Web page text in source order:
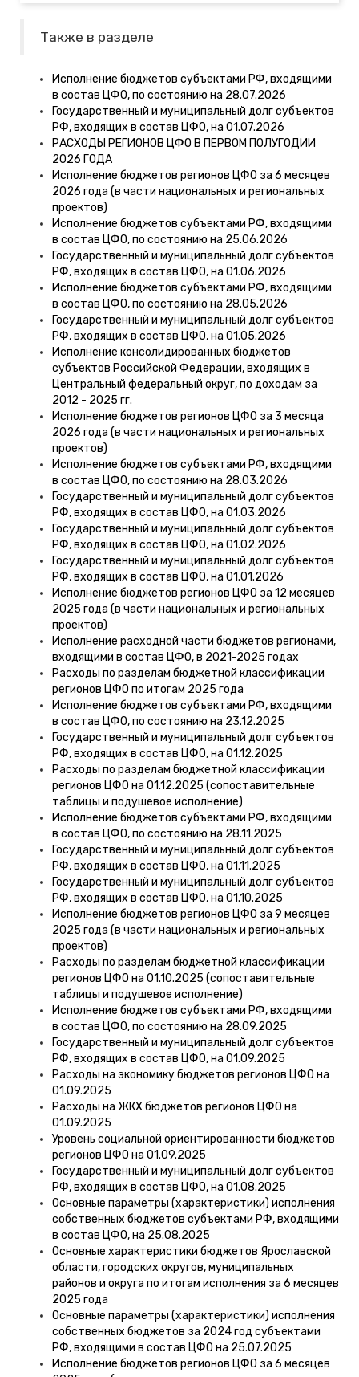
Также в разделе
Исполнение бюджетов субъектами РФ, входящими
в состав ЦФО, по состоянию на 28.07.2026
Государственный и муниципальный долг субъектов
РФ, входящих в состав ЦФО, на 01.07.2026
РАСХОДЫ РЕГИОНОВ ЦФО В ПЕРВОМ ПОЛУГОДИИ
2026 ГОДА
Исполнение бюджетов регионов ЦФО за 6 месяцев
2026 года (в части национальных и региональных
проектов)
Исполнение бюджетов субъектами РФ, входящими
в состав ЦФО, по состоянию на 25.06.2026
Государственный и муниципальный долг субъектов
РФ, входящих в состав ЦФО, на 01.06.2026
Исполнение бюджетов субъектами РФ, входящими
в состав ЦФО, по состоянию на 28.05.2026
Государственный и муниципальный долг субъектов
РФ, входящих в состав ЦФО, на 01.05.2026
Исполнение консолидированных бюджетов
субъектов Российской Федерации, входящих в
Центральный федеральный округ, по доходам за
2012 - 2025 гг.
Исполнение бюджетов регионов ЦФО за 3 месяца
2026 года (в части национальных и региональных
проектов)
Исполнение бюджетов субъектами РФ, входящими
в состав ЦФО, по состоянию на 28.03.2026
Государственный и муниципальный долг субъектов
РФ, входящих в состав ЦФО, на 01.03.2026
Государственный и муниципальный долг субъектов
РФ, входящих в состав ЦФО, на 01.02.2026
Государственный и муниципальный долг субъектов
РФ, входящих в состав ЦФО, на 01.01.2026
Исполнение бюджетов регионов ЦФО за 12 месяцев
2025 года (в части национальных и региональных
проектов)
Исполнение расходной части бюджетов регионами,
входящими в состав ЦФО, в 2021-2025 годах
Расходы по разделам бюджетной классификации
регионов ЦФО по итогам 2025 года
Исполнение бюджетов субъектами РФ, входящими
в состав ЦФО, по состоянию на 23.12.2025
Государственный и муниципальный долг субъектов
РФ, входящих в состав ЦФО, на 01.12.2025
Расходы по разделам бюджетной классификации
регионов ЦФО на 01.12.2025 (сопоставительные
таблицы и подушевое исполнение)
Исполнение бюджетов субъектами РФ, входящими
в состав ЦФО, по состоянию на 28.11.2025
Государственный и муниципальный долг субъектов
РФ, входящих в состав ЦФО, на 01.11.2025
Государственный и муниципальный долг субъектов
РФ, входящих в состав ЦФО, на 01.10.2025
Исполнение бюджетов регионов ЦФО за 9 месяцев
2025 года (в части национальных и региональных
проектов)
Расходы по разделам бюджетной классификации
регионов ЦФО на 01.10.2025 (сопоставительные
таблицы и подушевое исполнение)
Исполнение бюджетов субъектами РФ, входящими
в состав ЦФО, по состоянию на 28.09.2025
Государственный и муниципальный долг субъектов
РФ, входящих в состав ЦФО, на 01.09.2025
Расходы на экономику бюджетов регионов ЦФО на
01.09.2025
Расходы на ЖКХ бюджетов регионов ЦФО на
01.09.2025
Уровень социальной ориентированности бюджетов
регионов ЦФО на 01.09.2025
Государственный и муниципальный долг субъектов
РФ, входящих в состав ЦФО, на 01.08.2025
Основные параметры (характеристики) исполнения
собственных бюджетов субъектами РФ, входящими
в состав ЦФО, на 25.08.2025
Основные характеристики бюджетов Ярославской
области, городских округов, муниципальных
районов и округа по итогам исполнения за 6 месяцев
2025 года
Основные параметры (характеристики) исполнения
собственных бюджетов за 2024 год субъектами
РФ, входящими в состав ЦФО на 25.07.2025
Исполнение бюджетов регионов ЦФО за 6 месяцев